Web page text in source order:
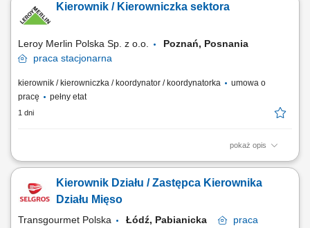
stała kontrola stanów magazynowych, zapewnienie właściwej
organizacji pracy, w tym planowanie harmonogramów.
Kierownik / Kierowniczka sektora
Leroy Merlin Polska Sp. z o.o.
Poznań, Posnania
praca stacjonarna
kierownik / kierowniczka / koordynator / koordynatorka
umowa o
pracę
pełny etat
1 dni
pokaż opis
Jakie zadania na Ciebie czekają? zarządzanie zespołem Doradców
wyników pracy, podnoszenie kompetencji zespołu) opracowywanie i
realizacja rocznych planów sprzedaży oraz określanie kluczowych
Kierownik Działu / Zastępca Kierownika
Działu Mięso
Transgourmet Polska Łódź, Pabianicka
praca